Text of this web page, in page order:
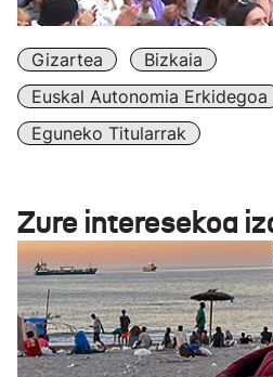
Gizartea
Bizkaia
Euskal Autonomia Erkidegoa
Eguneko Titularrak
Zure interesekoa